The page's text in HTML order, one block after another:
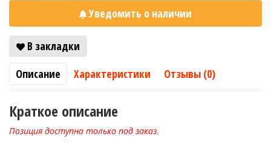
Уведомить о наличии
В закладки
Описание
Характеристики Отзывы (0)
Краткое описание
Позиция доступна только под заказ.